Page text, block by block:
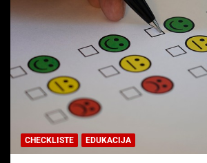
CHECKLISTE EDUKACIJA